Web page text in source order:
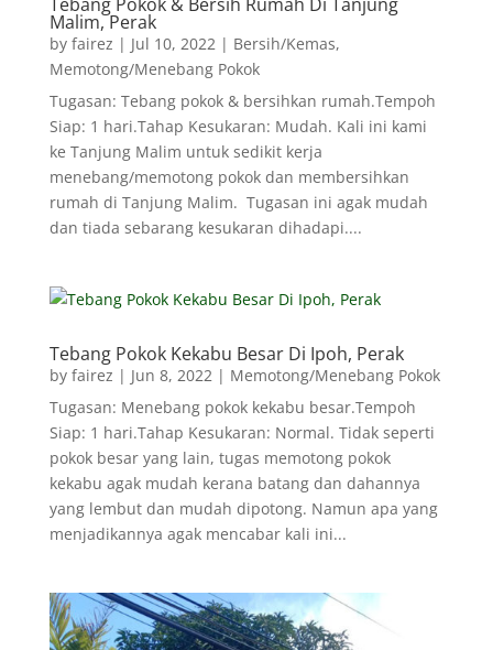
Malim, Perak
by fairez | Jul 10, 2022 | Bersih/Kemas,
Memotong/Menebang Pokok
Tugasan: Tebang pokok & bersihkan rumah.Tempoh
Siap: 1 hari.Tahap Kesukaran: Mudah. Kali ini kami
ke Tanjung Malim untuk sedikit kerja
menebang/memotong pokok dan membersihkan
rumah di Tanjung Malim. Tugasan ini agak mudah
dan tiada sebarang kesukaran dihadapi....
Tebang Pokok Kekabu Besar Di Ipoh, Perak
by fairez | Jun 8, 2022 | Memotong/Menebang Pokok
Tugasan: Menebang pokok kekabu besar.Tempoh
Siap: 1 hari.Tahap Kesukaran: Normal. Tidak seperti
pokok besar yang lain, tugas memotong pokok
kekabu agak mudah kerana batang dan dahannya
yang lembut dan mudah dipotong. Namun apa yang
menjadikannya agak mencabar kali ini...